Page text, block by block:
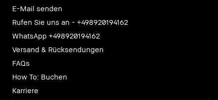
E-Mail senden
Rufen Sie uns an - +498920194162
WhatsApp +498920194162
Versand & Rücksendungen
FAQs
How To: Buchen
Karriere